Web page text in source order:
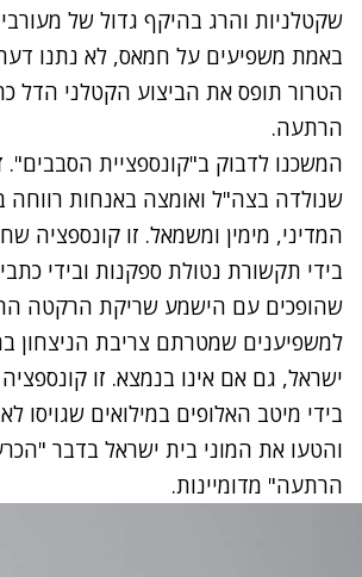
שקטלניות והרג בהיקף גדול של
באמת משפיעים על חמאס, לא נתנו
הטרור תופס את הביצוע הקטלני הדל
הרתעה.
המשכנו לדבוק ב"קונספציית הסבבים".
שנולדה בצה"ל ואומצה באנחות רווחה
המדיני, מימין ומשמאל. זו קונספציה
בידי תקשורת נטולת ספקנות ובידי
שהופכים עם הישמע שריקת הרקטה
למשפיענים שמטרתם צריבת הניצחון
בידי מיטב האלופים במילואים שגויסו
והטעו את המוני בית ישראל בדבר
הרתעה" מדומיינות.